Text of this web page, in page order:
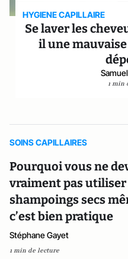
HYGIENE CAPILLAIRE
Se laver les
il une mauvaise
1 min
SOINS CAPILLAIRES
Pourquoi vous ne
vraiment pas utiliser
shampoings secs
c’est bien pratique
Stéphane Gayet
1 min de lecture